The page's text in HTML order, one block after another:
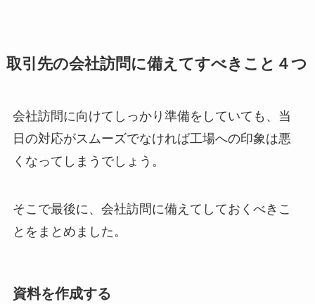
取引先の会社訪問に備えてすべきこと４つ
会社訪問に向けてしっかり準備をしていても、当
日の対応がスムーズでなければ工場への印象は悪
くなってしまうでしょう。
そこで最後に、会社訪問に備えてしておくべきこ
とをまとめました。
資料を作成する